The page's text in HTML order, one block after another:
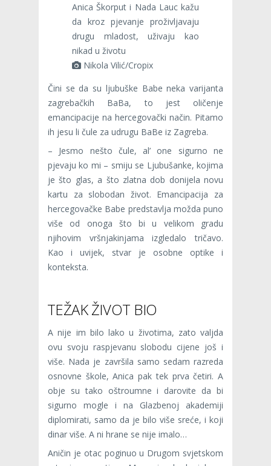
Anica Škorput i Nada Lauc kažu
da kroz pjevanje proživljavaju
drugu mladost, uživaju kao
nikad u životu
Nikola Vilić/Cropix
Čini se da su ljubuške Babe neka varijanta
zagrebačkih BaBa, to jest oličenje
emancipacije na hercegovački način. Pitamo
ih jesu li čule za udrugu BaBe iz Zagreba.
– Jesmo nešto čule, al’ one sigurno ne
pjevaju ko mi – smiju se Ljubušanke, kojima
je što glas, a što zlatna dob donijela novu
kartu za slobodan život. Emancipacija za
hercegovačke Babe predstavlja možda puno
više od onoga što bi u velikom gradu
njihovim vršnjakinjama izgledalo tričavo.
Kao i uvijek, stvar je osobne optike i
konteksta.
TEŽAK ŽIVOT BIO
A nije im bilo lako u životima, zato valjda
ovu svoju raspjevanu slobodu cijene još i
više. Nada je završila samo sedam razreda
osnovne škole, Anica pak tek prva četiri. A
obje su tako oštroumne i darovite da bi
sigurno mogle i na Glazbenoj akademiji
diplomirati, samo da je bilo više sreće, i koji
dinar više. A ni hrane se nije imalo…
Aničin je otac poginuo u Drugom svjetskom